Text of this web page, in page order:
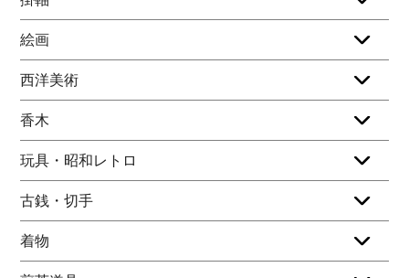
絵画
西洋美術
香木
玩具・昭和レトロ
古銭・切手
着物